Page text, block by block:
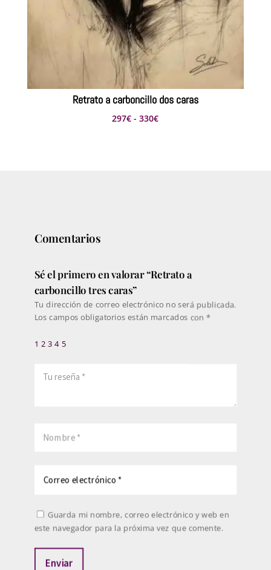
Retrato a carboncillo dos caras
297€ - 330€Rango
Comentarios
Sé el primero en valorar “Retrato a
carboncillo tres caras”
Tu dirección de correo electrónico no será publicada.
Los campos obligatorios están marcados con *
1 2 3 4 5
Guarda mi nombre, correo electrónico y web en
este navegador para la próxima vez que comente.
Enviar